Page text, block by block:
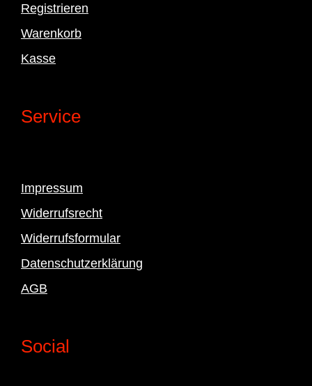
Registrieren
Warenkorb
Kasse
Service
Impressum
Widerrufsrecht
Widerrufsformular
Datenschutzerklärung
AGB
Social